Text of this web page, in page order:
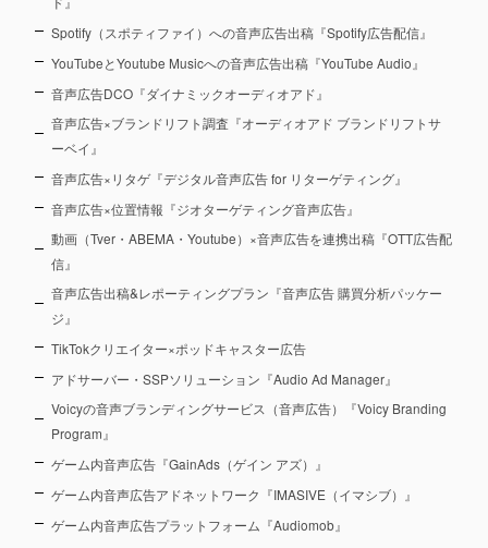
Spotify（スポティファイ）への音声広告出稿『Spotify広告配信』
YouTubeとYoutube Musicへの音声広告出稿『YouTube Audio』
音声広告DCO『ダイナミックオーディオアド』
音声広告×ブランドリフト調査『オーディオアド ブランドリフトサ
ーベイ』
音声広告×リタゲ『デジタル音声広告 for リターゲティング』
音声広告×位置情報『ジオターゲティング音声広告』
動画（Tver・ABEMA・Youtube）×音声広告を連携出稿『OTT広告配
信』
音声広告出稿&レポーティングプラン『音声広告 購買分析パッケー
ジ』
TikTokクリエイター×ポッドキャスター広告
アドサーバー・SSPソリューション『Audio Ad Manager』
Voicyの音声ブランディングサービス（音声広告）『Voicy Branding
Program』
ゲーム内音声広告『GainAds（ゲイン アズ）』
ゲーム内音声広告アドネットワーク『IMASIVE（イマシブ）』
ゲーム内音声広告プラットフォーム『Audiomob』